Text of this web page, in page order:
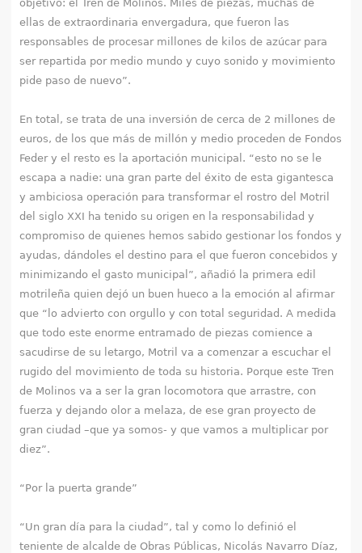
objetivo: el Tren de Molinos. Miles de piezas, muchas de
ellas de extraordinaria envergadura, que fueron las
responsables de procesar millones de kilos de azúcar para
ser repartida por medio mundo y cuyo sonido y movimiento
pide paso de nuevo”.
En total, se trata de una inversión de cerca de 2 millones de
euros, de los que más de millón y medio proceden de Fondos
Feder y el resto es la aportación municipal. “esto no se le
escapa a nadie: una gran parte del éxito de esta gigantesca
y ambiciosa operación para transformar el rostro del Motril
del siglo XXI ha tenido su origen en la responsabilidad y
compromiso de quienes hemos sabido gestionar los fondos y
ayudas, dándoles el destino para el que fueron concebidos y
minimizando el gasto municipal”, añadió la primera edil
motrileña quien dejó un buen hueco a la emoción al afirmar
que “lo advierto con orgullo y con total seguridad. A medida
que todo este enorme entramado de piezas comience a
sacudirse de su letargo, Motril va a comenzar a escuchar el
rugido del movimiento de toda su historia. Porque este Tren
de Molinos va a ser la gran locomotora que arrastre, con
fuerza y dejando olor a melaza, de ese gran proyecto de
gran ciudad –que ya somos- y que vamos a multiplicar por
diez”.
“Por la puerta grande”
“Un gran día para la ciudad”, tal y como lo definió el
teniente de alcalde de Obras Públicas, Nicolás Navarro Díaz,